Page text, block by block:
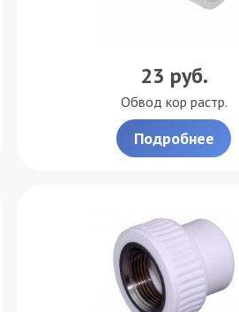
23 руб.
Обвод кор растр.
Подробнее